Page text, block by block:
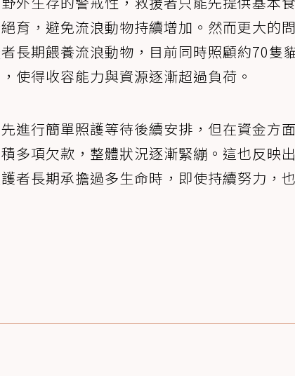
育，避免流浪動物持續增加。然而更大的
長期餵養流浪動物，目前同時照顧約70隻
使得收容能力與資源逐漸超過負荷。
進行簡單照護等待後續安排，但在資金方
多項欠款，整體狀況逐漸緊繃。這也反映
者長期承擔過多生命時，即使持續努力，